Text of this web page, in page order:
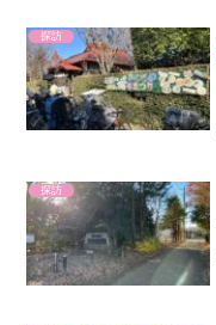
探訪
探訪